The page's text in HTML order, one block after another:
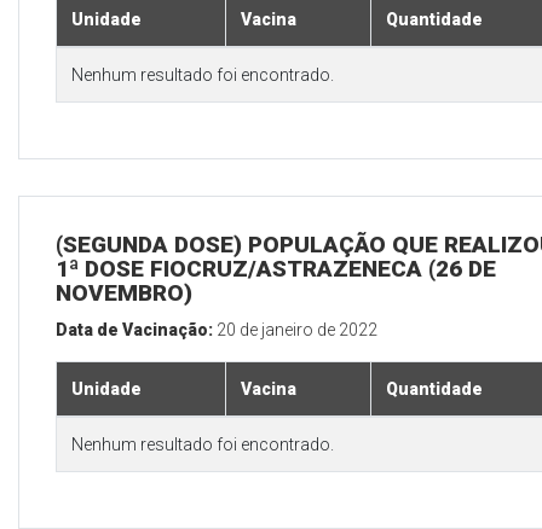
Unidade Vacina Quantidade
Nenhum resultado foi encontrado.
(SEGUNDA DOSE) POPULAÇÃO QUE
1ª DOSE FIOCRUZ/ASTRAZENECA (26 DE
NOVEMBRO)
Data de Vacinação: 20 de janeiro de 2022
Unidade Vacina Quantidade
Nenhum resultado foi encontrado.